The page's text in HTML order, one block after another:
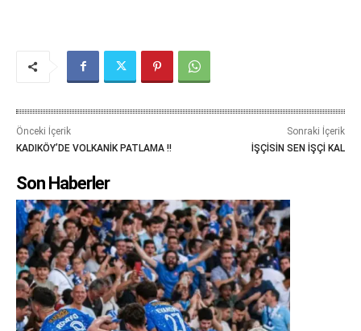
Önceki İçerik
KADIKÖY’DE VOLKANİK PATLAMA !!
Sonraki İçerik
İŞÇİSİN SEN İŞÇİ KAL
Son Haberler